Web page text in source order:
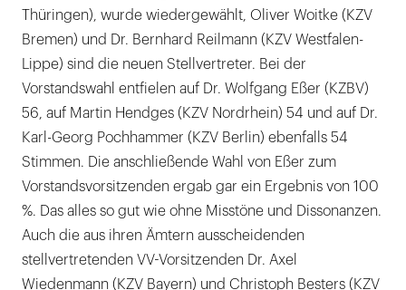
Thüringen), wurde wiedergewählt, Oliver Woitke (KZV
Bremen) und Dr. Bernhard Reilmann (KZV Westfalen-
Lippe) sind die neuen Stellvertreter. Bei der
Vorstandswahl entfielen auf Dr. Wolfgang Eßer (KZBV)
56, auf Martin Hendges (KZV Nordrhein) 54 und auf Dr.
Karl-Georg Pochhammer (KZV Berlin) ebenfalls 54
Stimmen. Die anschließende Wahl von Eßer zum
Vorstandsvorsitzenden ergab gar ein Ergebnis von 100
%. Das alles so gut wie ohne Misstöne und Dissonanzen.
Auch die aus ihren Ämtern ausscheidenden
stellvertretenden VV-Vorsitzenden Dr. Axel
Wiedenmann (KZV Bayern) und Christoph Besters (KZV